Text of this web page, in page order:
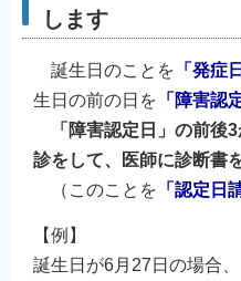
します
誕生日のことを 「発症
生日の前の日を 「障害認
「障害認定日」の前後3
診をして、医師に診断書
（このことを 「認定日
【例】
誕生日が6月27日の場合